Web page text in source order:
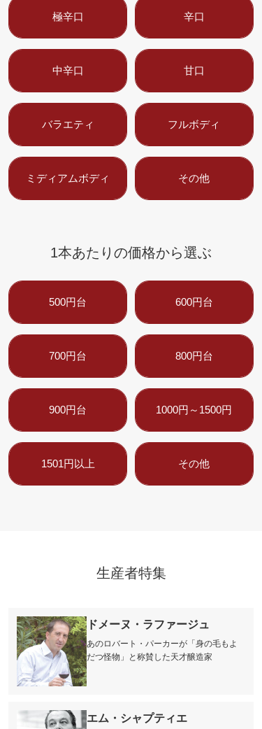
極辛口 辛口
中辛口 甘口
バラエティ フルボディ
ミディアムボディ その他
1本あたりの価格から選ぶ
500円台 600円台
700円台 800円台
900円台 1000円～1500円
1501円以上 その他
生産者特集
ドメーヌ・ラファージュ
あのロバート・パーカーが「身の毛もよ
だつ怪物」と称賛した天才醸造家
エム・シャプティエ